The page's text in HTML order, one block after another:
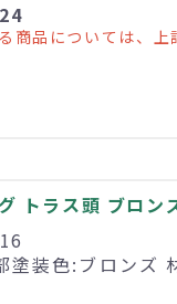
商品については、上
トラス頭 ブロ
装色:ブロンズ